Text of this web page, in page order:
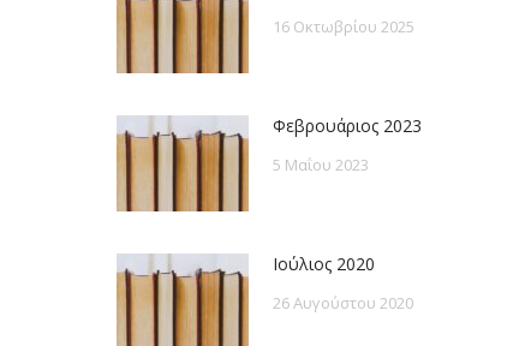
16 Οκτωβρίου 2025
Φεβρουάριος 2023
5 Μαΐου 2023
Ιούλιος 2020
26 Αυγούστου 2020